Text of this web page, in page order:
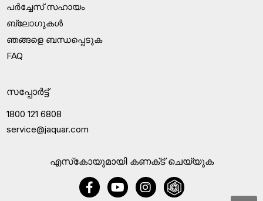
എസ്‍കോയുമായി കണക്‌ട് ചെയ്യുക
പർച്ചേസ് സഹായം
ബ്ലോഗുകൾ
ഞങ്ങളെ ബന്ധപ്പെടുക
FAQ
സപ്പോർട്ട്
1800 121 6808
service@jaquar.com